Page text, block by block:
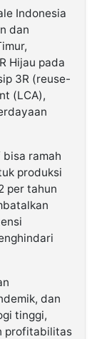
Indonesia
dan
Hijau pada
3R (reuse-
(LCA),
ramah
produksi
per tahun
dan
tinggi,
profitabilitas